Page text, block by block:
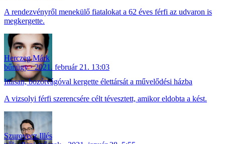
A rendezvényről menekülő fiatalokat a 62 éves férfi az udvaron is
megkergette.
Herczeg Márk
bűnügy
2021. február 21. 13:03
Ittasan, bozótvágóval kergette élettársát a művelődési házba
A vizsolyi férfi szerencsére célt tévesztett, amikor eldobta a kést.
Szurovecz Illés